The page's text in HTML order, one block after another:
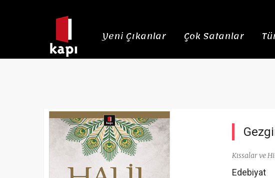
Yeni Çıkanlar Çok Satanlar
Kıssalar ve
Edebiyat